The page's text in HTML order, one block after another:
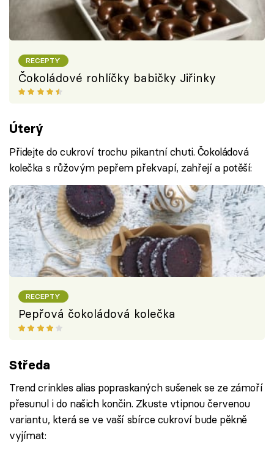
RECEPTY
Čokoládové rohlíčky babičky Jiřinky
Úterý
Přidejte do cukroví trochu pikantní chuti. Čokoládová
kolečka s růžovým pepřem překvapí, zahřejí a potěší:
RECEPTY
Pepřová čokoládová kolečka
Středa
Trend crinkles alias popraskaných sušenek se ze zámoří
přesunul i do našich končin. Zkuste vtipnou červenou
variantu, která se ve vaší sbírce cukroví bude pěkně
vyjímat: